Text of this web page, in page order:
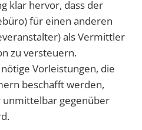
klar hervor, dass der
für einen anderen
als Vermittler
zu versteuern.
Vorleistungen, die
beschafft werden,
gegenüber